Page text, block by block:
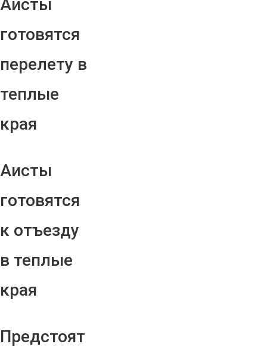
Аисты
готовятся
перелету в
теплые
края
Аисты
готовятся
к отъезду
в теплые
края
Предстоят